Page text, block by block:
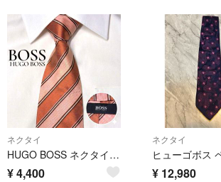
ネクタイ
HUGO BOSS ネクタイ イタリア製 ピンク×ブラウンストライプ 絹100%
¥4,400
ネクタイ
¥ 12,980